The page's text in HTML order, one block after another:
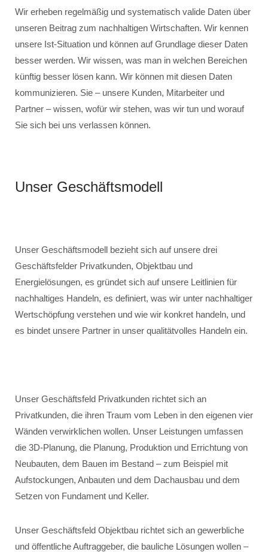
Wir erheben regelmäßig und systematisch valide Daten über
unseren Beitrag zum nachhaltigen Wirtschaften. Wir kennen
unsere Ist-Situation und können auf Grundlage dieser Daten
besser werden. Wir wissen, was man in welchen Bereichen
künftig besser lösen kann. Wir können mit diesen Daten
kommunizieren. Sie – unsere Kunden, Mitarbeiter und
Partner – wissen, wofür wir stehen, was wir tun und worauf
Sie sich bei uns verlassen können.
Unser Geschäftsmodell
Unser Geschäftsmodell bezieht sich auf unsere drei
Geschäftsfelder Privatkunden, Objektbau und
Energielösungen, es gründet sich auf unsere Leitlinien für
nachhaltiges Handeln, es definiert, was wir unter nachhaltiger
Wertschöpfung verstehen und wie wir konkret handeln, und
es bindet unsere Partner in unser qualitätvolles Handeln ein.
Unser Geschäftsfeld Privatkunden richtet sich an
Privatkunden, die ihren Traum vom Leben in den eigenen vier
Wänden verwirklichen wollen. Unser Leistungen umfassen
die 3D-Planung, die Planung, Produktion und Errichtung von
Neubauten, dem Bauen im Bestand – zum Beispiel mit
Aufstockungen, Anbauten und dem Dachausbau und dem
Setzen von Fundament und Keller.
Unser Geschäftsfeld Objektbau richtet sich an gewerbliche
und öffentliche Auftraggeber, die bauliche Lösungen wollen –